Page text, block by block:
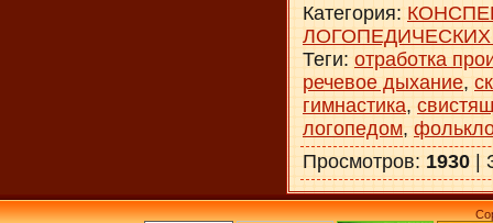
Категория:
Теги: отработка
речевое дыхание,
гимнастика,
логопедом,
Просмотров: 1930 |